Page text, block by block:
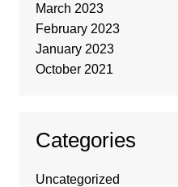
March 2023
February 2023
January 2023
October 2021
Categories
Uncategorized